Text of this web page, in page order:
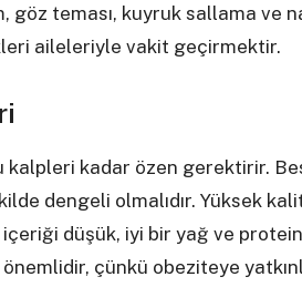
göz teması, kuyruk sallama ve
aileleriyle vakit geçirmektir.
kalpleri kadar özen gerektirir.
dengeli olmalıdır. Yüksek
düşük, iyi bir yağ ve
çünkü obeziteye